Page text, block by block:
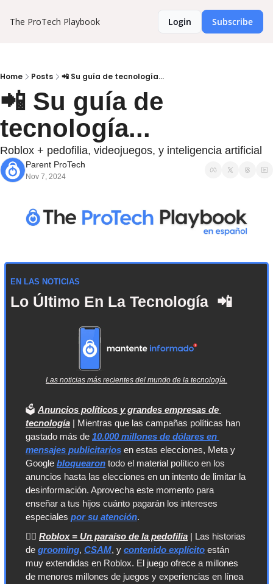
The ProTech Playbook Login Subscribe
Home Posts 📲 Su guía de tecnología...
📲 Su guía de
tecnología...
Roblox + pedofilia, videojuegos, y inteligencia artificial
Parent ProTech
Nov 7, 2024
EN LAS NOTICIAS
Lo Último En La Tecnología 📲
Las noticias más recientes del mundo de la tecnología.
🗳️ Anuncios políticos y grandes empresas de
tecnología | Mientras que las campañas políticas han
gastado más de 10.000 millones de dólares en
mensajes publicitarios en estas elecciones, Meta y
Google bloquearon todo el material político en los
anuncios hasta las elecciones en un intento de limitar la
desinformación. Aprovecha este momento para
enseñar a tus hijos cuánto pagarán los intereses
especiales por su atención.
🙅‍♀️ Roblox = Un paraíso de la pedofilia | Las historias
de grooming, CSAM, y contenido explícito están
muy extendidas en Roblox. El juego ofrece a millones
de menores millones de juegos y experiencias en línea